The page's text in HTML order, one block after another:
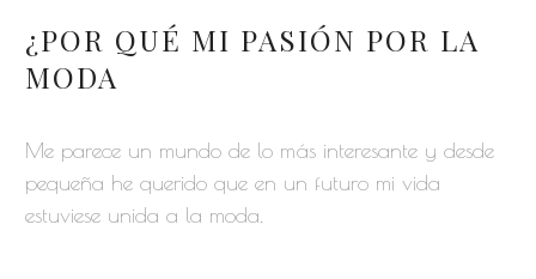
¿POR QUÉ MI PASIÓN POR LA
MODA
Me parece un mundo de lo más interesante y desde
pequeña he querido que en un futuro mi vida
estuviese unida a la moda.